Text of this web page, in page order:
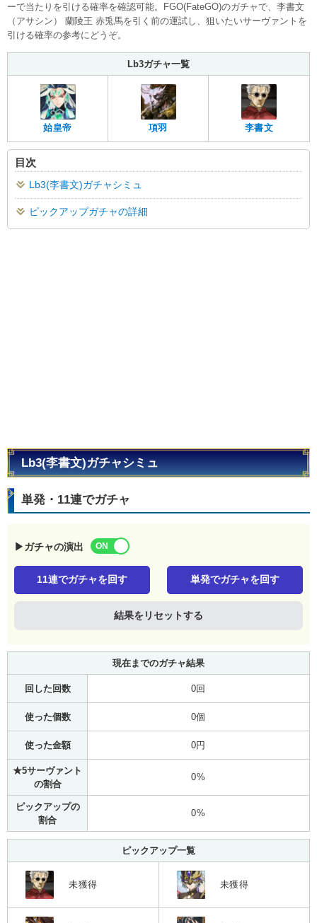
ーで当たりを引ける確率を確認可能。FGO(FateGO)のガチャで、李書文
（アサシン） 蘭陵王 赤兎馬を引く前の運試し、狙いたいサーヴァントを
引ける確率の参考にどうぞ。
Lb3ガチャ一覧
始皇帝 項羽 李書文
目次
Lb3(李書文)ガチャシミュ
ピックアップガチャの詳細
Lb3(李書文)ガチャシミュ
単発・11連でガチャ
▶ガチャの演出
11連でガチャを回す 単発でガチャを回す
結果をリセットする
現在までのガチャ結果
回した回数 0回
使った個数 0個
使った金額 0円
★5サーヴァント
の割合
0%
ピックアップの
割合
0%
ピックアップ一覧
未獲得 未獲得